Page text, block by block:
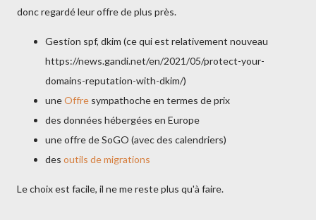
donc regardé leur offre de plus près.
Gestion spf, dkim (ce qui est relativement nouveau
https://news.gandi.net/en/2021/05/protect-your-
domains-reputation-with-dkim/)
uneOffre sympathoche en termes de prix
des données hébergées en Europe
une offre de SoGO (avec des calendriers)
des outils de migrations
Le choix est facile, il ne me reste plus qu'à faire.